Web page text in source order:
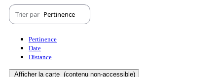
Trier par Pertinence
Pertinence
Date
Distance
Afficher la carte (contenu non-accessible)